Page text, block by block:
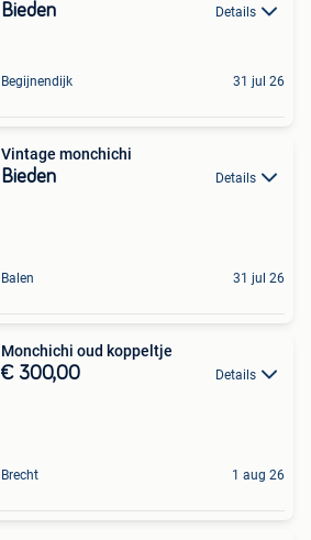
Bieden Details
Begijnendijk 31 jul 26
Vintage monchichi
Bieden Details
Balen 31 jul 26
Monchichi oud koppeltje
€ 300,00 Details
Brecht 1 aug 26